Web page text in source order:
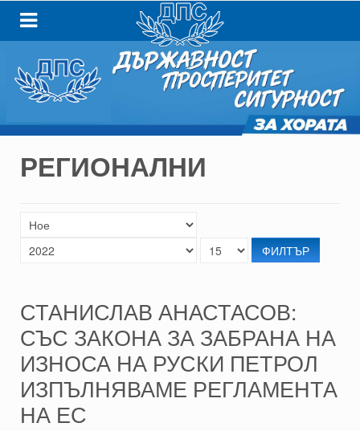
РЕГИОНАЛНИ
ФИЛТЪР
СТАНИСЛАВ АНАСТАСОВ:
СЪС ЗАКОНА ЗА ЗАБРАНА НА
ИЗНОСА НА РУСКИ ПЕТРОЛ
ИЗПЪЛНЯВАМЕ РЕГЛАМЕНТА
НА ЕС